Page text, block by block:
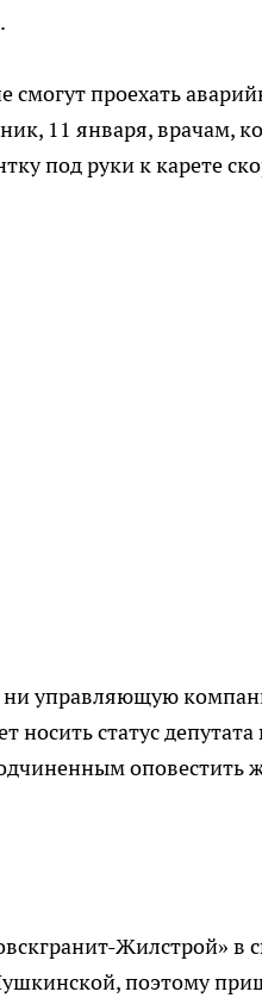
смогут проехать
11 января, врачам,
под руки к карете
управляющую
статус
оповестить
Жилстрой» в
поэтому